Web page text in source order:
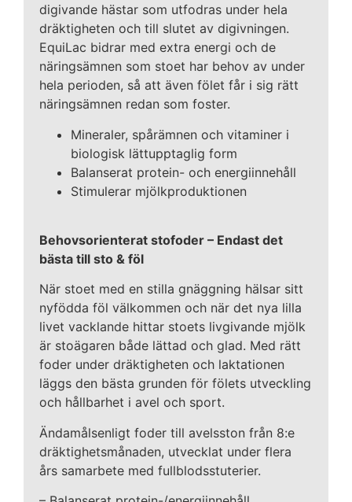
digivande hästar som utfodras under hela
dräktigheten och till slutet av digivningen.
EquiLac bidrar med extra energi och de
näringsämnen som stoet har behov av under
hela perioden, så att även fölet får i sig rätt
näringsämnen redan som foster.
Mineraler, spårämnen och vitaminer i
biologisk lättupptaglig form
Balanserat protein- och energiinnehåll
Stimulerar mjölkproduktionen
Behovsorienterat stofoder – Endast det
bästa till sto & föl
När stoet med en stilla gnäggning hälsar sitt
nyfödda föl välkommen och när det nya lilla
livet vacklande hittar stoets livgivande mjölk
är stoägaren både lättad och glad. Med rätt
foder under dräktigheten och laktationen
läggs den bästa grunden för fölets utveckling
och hållbarhet i avel och sport.
Ändamålsenligt foder till avelsston från 8:e
dräktighetsmånaden, utvecklat under flera
års samarbete med fullblodsstuterier.